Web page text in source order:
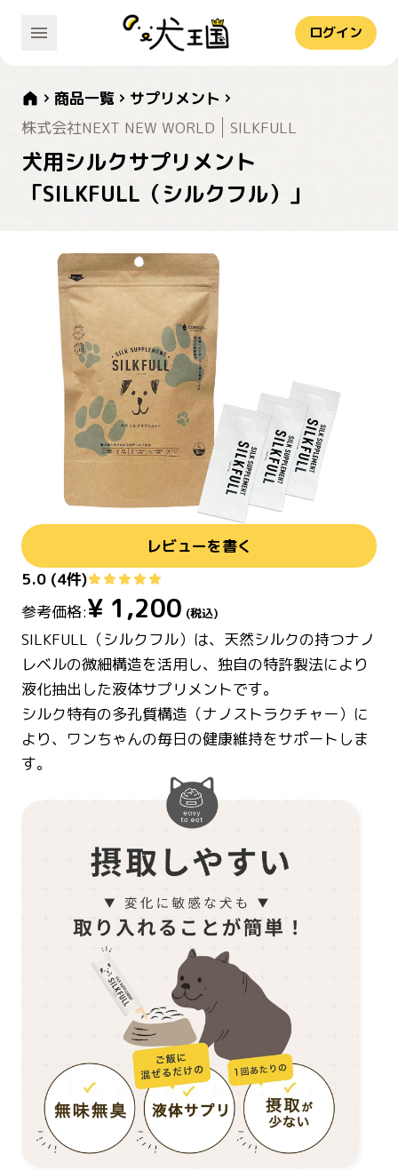
ログイン
商品一覧
サプリメント
株式会社NEXT NEW WORLD
SILKFULL
犬用シルクサプリメント
「SILKFULL（シルクフル）」
レビューを書く
5.0 (4件)
参考価格:¥ 1,200 (税込)
SILKFULL（シルクフル）は、天然シルクの持つナノ
レベルの微細構造を活用し、独自の特許製法により
液化抽出した液体サプリメントです。
シルク特有の多孔質構造（ナノストラクチャー）に
より、ワンちゃんの毎日の健康維持をサポートしま
す。